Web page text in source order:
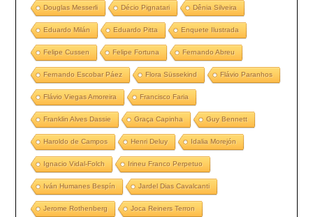
Douglas Messerli Décio Pignatari Dênia Silveira
Eduardo Milán Eduardo Pitta Enquete Ilustrada
Felipe Cussen Felipe Fortuna Fernando Abreu
Fernando Escobar Páez Flora Süssekind Flávio Paranhos
Flávio Viegas Amoreira Francisco Faria
Franklin Alves Dassie Graça Capinha Guy Bennett
Haroldo de Campos Henri Deluy Idalia Morejón
Ignacio Vidal-Folch Irineu Franco Perpetuo
Iván Humanes Bespín Jardel Dias Cavalcanti
Jerome Rothenberg Joca Reiners Terron